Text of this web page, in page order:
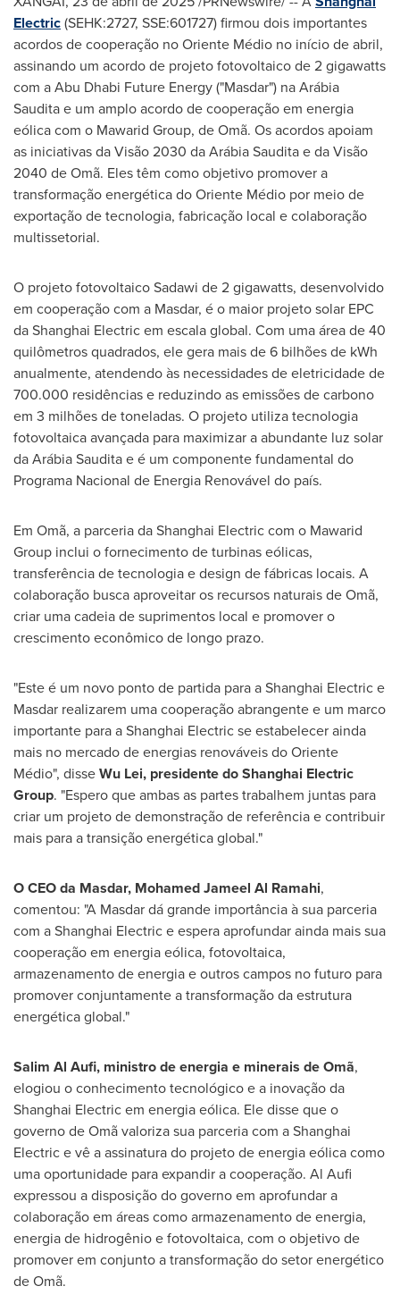
Electric(SEHK:2727, SSE:601727) firmou dois importantes
acordos de cooperação no Oriente Médio no início de abril,
assinando um acordo de projeto fotovoltaico de 2 gigawatts
com a Abu Dhabi Future Energy ("Masdar") na Arábia
Saudita e um amplo acordo de cooperação em energia
eólica com o Mawarid Group, de Omã. Os acordos apoiam
as iniciativas da Visão 2030 da Arábia Saudita e da Visão
2040 de Omã. Eles têm como objetivo promover a
transformação energética do Oriente Médio por meio de
exportação de tecnologia, fabricação local e colaboração
multissetorial.
O projeto fotovoltaico Sadawi de 2 gigawatts, desenvolvido
em cooperação com a Masdar, é o maior projeto solar EPC
da Shanghai Electric em escala global. Com uma área de 40
quilômetros quadrados, ele gera mais de 6 bilhões de kWh
anualmente, atendendo às necessidades de eletricidade de
700.000 residências e reduzindo as emissões de carbono
em 3 milhões de toneladas. O projeto utiliza tecnologia
fotovoltaica avançada para maximizar a abundante luz solar
da Arábia Saudita e é um componente fundamental do
Programa Nacional de Energia Renovável do país.
Em Omã, a parceria da Shanghai Electric com o Mawarid
Group inclui o fornecimento de turbinas eólicas,
transferência de tecnologia e design de fábricas locais. A
colaboração busca aproveitar os recursos naturais de Omã,
criar uma cadeia de suprimentos local e promover o
crescimento econômico de longo prazo.
"Este é um novo ponto de partida para a Shanghai Electric e
Masdar realizarem uma cooperação abrangente e um marco
importante para a Shanghai Electric se estabelecer ainda
mais no mercado de energias renováveis do Oriente
Médio", disseWu Lei, presidente do Shanghai Electric
Group. "Espero que ambas as partes trabalhem juntas para
criar um projeto de demonstração de referência e contribuir
mais para a transição energética global."
O CEO da Masdar, Mohamed Jameel Al Ramahi,
comentou: "A Masdar dá grande importância à sua parceria
com a Shanghai Electric e espera aprofundar ainda mais sua
cooperação em energia eólica, fotovoltaica,
armazenamento de energia e outros campos no futuro para
promover conjuntamente a transformação da estrutura
energética global."
Salim Al Aufi, ministro de energia e minerais de Omã,
elogiou o conhecimento tecnológico e a inovação da
Shanghai Electric em energia eólica. Ele disse que o
governo de Omã valoriza sua parceria com a Shanghai
Electric e vê a assinatura do projeto de energia eólica como
uma oportunidade para expandir a cooperação. Al Aufi
expressou a disposição do governo em aprofundar a
colaboração em áreas como armazenamento de energia,
energia de hidrogênio e fotovoltaica, com o objetivo de
promover em conjunto a transformação do setor energético
de Omã.